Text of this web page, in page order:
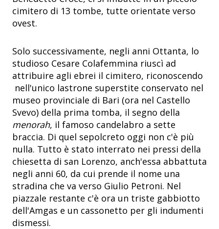
cimitero di 13 tombe, tutte orientate verso
ovest.
Solo successivamente, negli anni Ottanta, lo
studioso Cesare Colafemmina riuscì ad
attribuire agli ebrei il cimitero, riconoscendo
nell'unico lastrone superstite conservato nel
museo provinciale di Bari (ora nel Castello
Svevo) della prima tomba, il segno della
menorah, il famoso candelabro a sette
braccia. Di quel sepolcreto oggi non c'è più
nulla. Tutto è stato interrato nei pressi della
chiesetta di san Lorenzo, anch'essa abbattuta
negli anni 60, da cui prende il nome una
stradina che va verso Giulio Petroni. Nel
piazzale restante c'è ora un triste gabbiotto
dell'Amgas e un cassonetto per gli indumenti
dismessi.